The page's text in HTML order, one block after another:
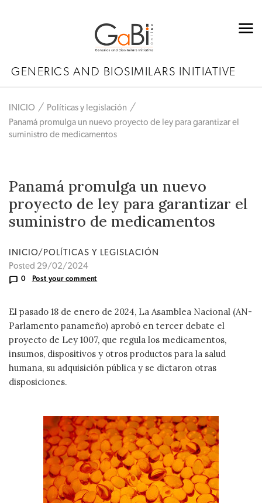
GENERICS AND BIOSIMILARS INITIATIVE
INICIO
Políticas y legislación
Panamá promulga un nuevo proyecto de ley para garantizar el
suministro de medicamentos
Panamá promulga un nuevo
proyecto de ley para garantizar el
suministro de medicamentos
INICIO/POLÍTICAS Y LEGISLACIÓN
Posted 29/02/2024
0 Post your comment
El pasado 18 de enero de 2024, La Asamblea Nacional (AN-
Parlamento panameño) aprobó en tercer debate el
proyecto de Ley 1007, que regula los medicamentos,
insumos, dispositivos y otros productos para la salud
humana, su adquisición pública y se dictaron otras
disposiciones.